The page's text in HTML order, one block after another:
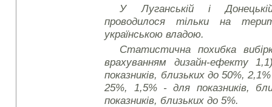
У Луганській і
проводилося тільки на
українською владою.
Статистична похибка
врахуванням дизайн-ефекту
показників, близьких до 50%,
25%, 1,5% - для показників,
показників, близьких до 5%.